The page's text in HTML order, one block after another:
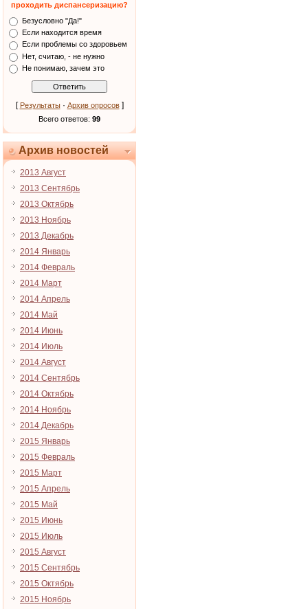
проходить диспансеризацию?
Безусловно "Да!"
Если находится время
Если проблемы со здоровьем
Нет, считаю, - не нужно
Не понимаю, зачем это
[ Результаты· Архив опросов]
Всего ответов: 99
Архив новостей
2013 Август
2013 Сентябрь
2013 Октябрь
2013 Ноябрь
2013 Декабрь
2014 Январь
2014 Февраль
2014 Март
2014 Апрель
2014 Май
2014 Июнь
2014 Июль
2014 Август
2014 Сентябрь
2014 Октябрь
2014 Ноябрь
2014 Декабрь
2015 Январь
2015 Февраль
2015 Март
2015 Апрель
2015 Май
2015 Июнь
2015 Июль
2015 Август
2015 Сентябрь
2015 Октябрь
2015 Ноябрь